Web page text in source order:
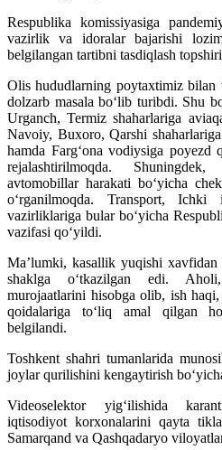
Respublika komissiyasiga
vazirlik va idoralar bajarishi
belgilangan tartibni tasdiqlash
Olis hududlarning poytaxtimiz bilan
dolzarb masala bo‘lib turibdi. Shu
Urganch, Termiz shaharlariga
Navoiy, Buxoro, Qarshi
hamda Farg‘ona vodiysiga poyezd
rejalashtirilmoqda.
avtomobillar harakati bo‘yicha
o‘rganilmoqda. Transport,
vazirliklariga bular bo‘yicha
vazifasi qo‘yildi.
Ma’lumki, kasallik yuqishi
shaklga o‘tkazilgan edi.
murojaatlarini hisobga olib, ish
qoidalariga to‘liq amal qilgan
belgilandi.
Toshkent shahri tumanlarida
joylar qurilishini kengaytirish
Videoselektor yig‘ilishida
iqtisodiyot korxonalarini qayta
Samarqand va Qashqadaryo